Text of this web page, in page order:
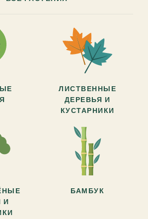
ЛИСТВЕННЫЕ
ДЕРЕВЬЯ И
КУСТАРНИКИ
И
БАМБУК